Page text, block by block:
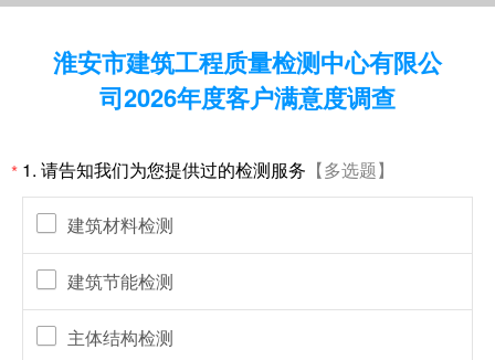
淮安市建筑工程质量检测中心有限公
司2026年度客户满意度调查
* 1. 请告知我们为您提供过的检测服务 【多选题】
建筑材料检测
建筑节能检测
主体结构检测